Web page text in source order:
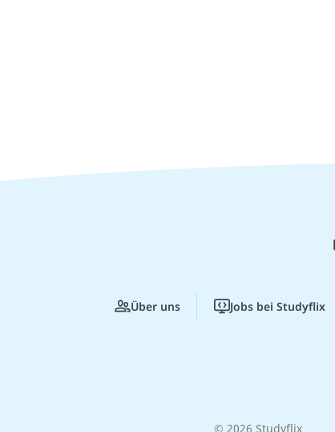
Über uns Jobs bei Studyflix
© 2026 Studyflix